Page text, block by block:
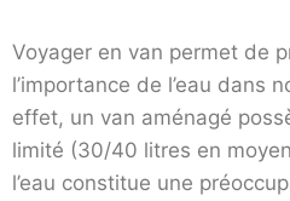
Voyager en van permet de
l’importance de l’eau dans
effet, un van aménagé
limité (30/40 litres en
l’eau constitue une